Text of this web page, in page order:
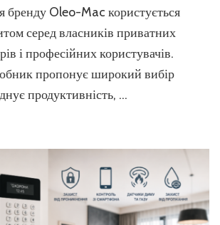
бренду Oleo-Mac користується
серед власників приватних
і професійних користувачів.
пропонує широкий вибір
продуктивність, …